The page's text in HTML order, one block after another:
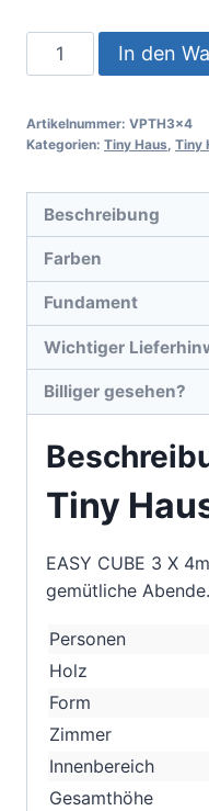
In den
Artikelnummer: VPTH3x4
Kategorien: Tiny Haus, Tiny
Beschreibung
Farben
Fundament
Wichtiger
Billiger gesehen?
Tiny
EASY CUBE 3 X
gemütliche Abende.
Personen
Holz
Form
Zimmer
Innenbereich
Gesamthöhe